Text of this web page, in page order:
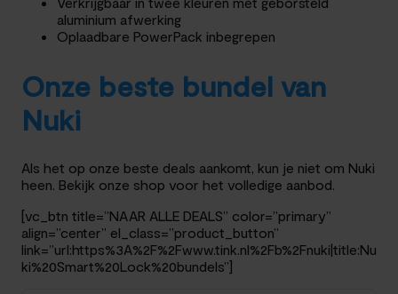
aluminium afwerking
Oplaadbare PowerPack inbegrepen
Onze beste bundel van
Nuki
Als het op onze beste deals aankomt, kun je niet om Nuki
heen. Bekijk onze shop voor het volledige aanbod.
[vc_btn title=”NAAR ALLE DEALS” color=”primary”
align=”center” el_class=”product_button”
link=”url:https%3A%2F%2Fwww.tink.nl%2Fb%2Fnuki|title:Nu
ki%20Smart%20Lock%20bundels”]